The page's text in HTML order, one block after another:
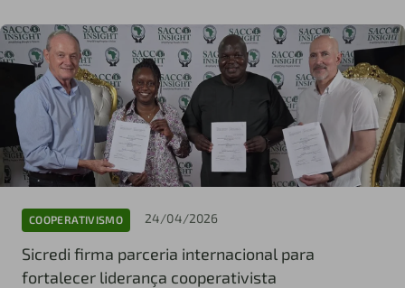
COOPERATIVISMO 24/04/2026
Sicredi firma parceria internacional para
fortalecer liderança cooperativista